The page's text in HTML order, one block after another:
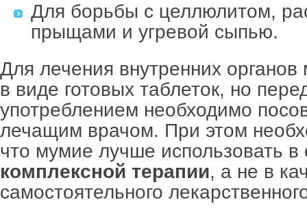
Для борьбы с целлюлитом,
прыщами и угревой сыпью.
Для лечения внутренних
в виде готовых таблеток, но
употреблением необходимо
лечащим врачом. При этом
что мумие лучше использовать в
комплексной терапии, а не в
самостоятельного